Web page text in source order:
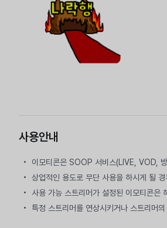
사용안내
이모티콘은 SOOP 서비스(LIVE, VOD,
상업적인 용도로 무단 사용을 하시게 될
사용 가능 스트리머가 설정된 이모티콘은
특정 스트리머를 연상시키거나 스트리머